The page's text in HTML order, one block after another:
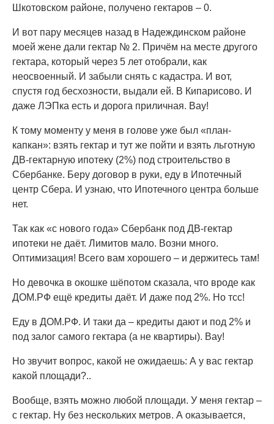
Шкотовском районе, получено гектаров – 0.
И вот пару месяцев назад в Надеждинском районе
моей жене дали гектар № 2. Причём на месте другого
гектара, который через 5 лет отобрали, как
неосвоенный. И забыли снять с кадастра. И вот,
спустя год бесхозности, выдали ей. В Кипарисово. И
даже ЛЭПка есть и дорога приличная. Вау!
К тому моменту у меня в голове уже был «план-
капкан»: взять гектар и тут же пойти и взять льготную
ДВ-гектарную ипотеку (2%) под строительство в
Сбербанке. Беру договор в руки, еду в Ипотечный
центр Сбера. И узнаю, что Ипотечного центра больше
нет.
Так как «с нового года» Сбербанк под ДВ-гектар
ипотеки не даёт. Лимитов мало. Возни много.
Оптимизация! Всего вам хорошего – и держитесь там!
Но девочка в окошке шёпотом сказала, что вроде как
ДОМ.РФ ещё кредиты даёт. И даже под 2%. Но тсс!
Еду в ДОМ.РФ. И таки да – кредиты дают и под 2% и
под залог самого гектара (а не квартиры). Вау!
Но звучит вопрос, какой не ожидаешь: А у вас гектар
какой площади?..
Вообще, взять можно любой площади. У меня гектар –
с гектар. Ну без нескольких метров. А оказывается,